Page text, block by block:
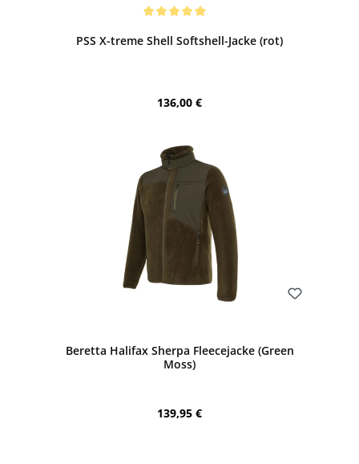
PSS X-treme Shell Softshell-Jacke (rot)
Regulärer Preis:
136,00 €
Beretta Halifax Sherpa Fleecejacke (Green
Moss)
Regulärer Preis:
139,95 €